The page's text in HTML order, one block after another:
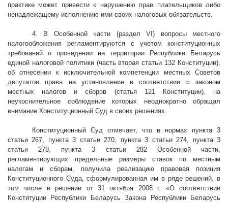
практике может привести к нарушению прав плательщиков либо
ненадлежащему исполнению ими своих налоговых обязательств.
4. В Особенной части (раздел VI) вопросы местного
налогообложения регламентируются с учетом конституционных
требований о проведении на территории Республики Беларусь
единой налоговой политики (часть вторая статьи 132 Конституции),
об отнесении к исключительной компетенции местных Советов
депутатов права на установление в соответствии с законом
местных налогов и сборов (статья 121 Конституции), на
неукоснительное соблюдение которых неоднократно обращал
внимание Конституционный Суд в своих решениях.
Конституционный Суд отмечает, что в нормах пункта 3
статьи 267, пункта 3 статьи 270, пункта 3 статьи 274, пункта 3
статьи 278, пункта 3 статьи 282 Особенной части,
регламентирующих предельные размеры ставок по местным
налогам и сборам, получила реализацию правовая позиция
Конституционного Суда, сформулированная им в ряде решений, в
том числе в решении от 31 октября 2008 г. «О соответствии
Конституции Республики Беларусь Закона Республики Беларусь